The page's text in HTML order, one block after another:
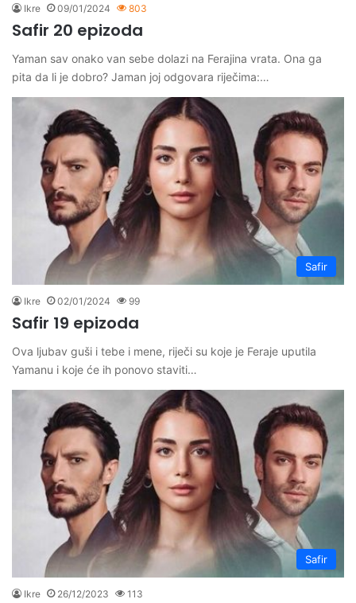
Ikre 09/01/2024 803
Safir 20 epizoda
Yaman sav onako van sebe dolazi na Ferajina vrata. Ona ga
pita da li je dobro? Jaman joj odgovara riječima:…
Safir
Ikre 02/01/2024 99
Safir 19 epizoda
Ova ljubav guši i tebe i mene, riječi su koje je Feraje uputila
Yamanu i koje će ih ponovo staviti…
Safir
Ikre 26/12/2023 113